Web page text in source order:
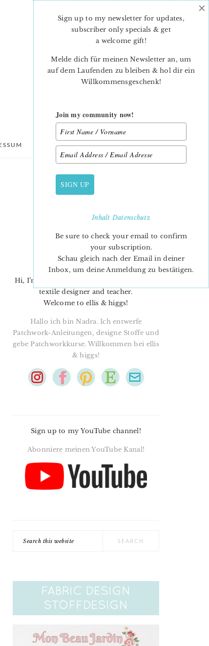
DATENSCHUTZ
PRIMARY
SIDEBAR
Hi, I’m Nadra. I’m a quilt pattern designer,
textile designer and teacher.
Welcome to ellis & higgs!
Hallo ich bin Nadra. Ich entwerfe
Patchwork-Anleitungen, designe Stoffe und
gebe Patchworkkurse. Willkommen bei ellis
& higgs!
Sign up to my YouTube channel!
Abonniere meinen YouTube Kanal!
Sign up to my newsletter for updates,
subscriber only specials & get
a welcome gift!
Melde dich für meinen Newsletter an, um
auf dem Laufenden zu bleiben & hol dir ein
Willkommensgeschenk!
Join my community now!
SIGN UP
InhaltDatenschutz
Be sure to check your email to confirm
your subscription.
Schau gleich nach der Email in deiner
Inbox, um deine Anmeldung zu bestätigen.
×